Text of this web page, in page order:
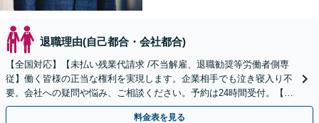
退職理由(自己都合・会社都合)
【全国対応】【未払い残業代請求 /不当解雇、退職勧奨等労働者側専
従】働く皆様の正当な権利を実現します。企業相手でも泣き寝入り不
要。会社への疑問や悩み、ご相談ください。予約は24時間受付。【初
回面談無料】【夜間・休日対応可】
料金表を見る